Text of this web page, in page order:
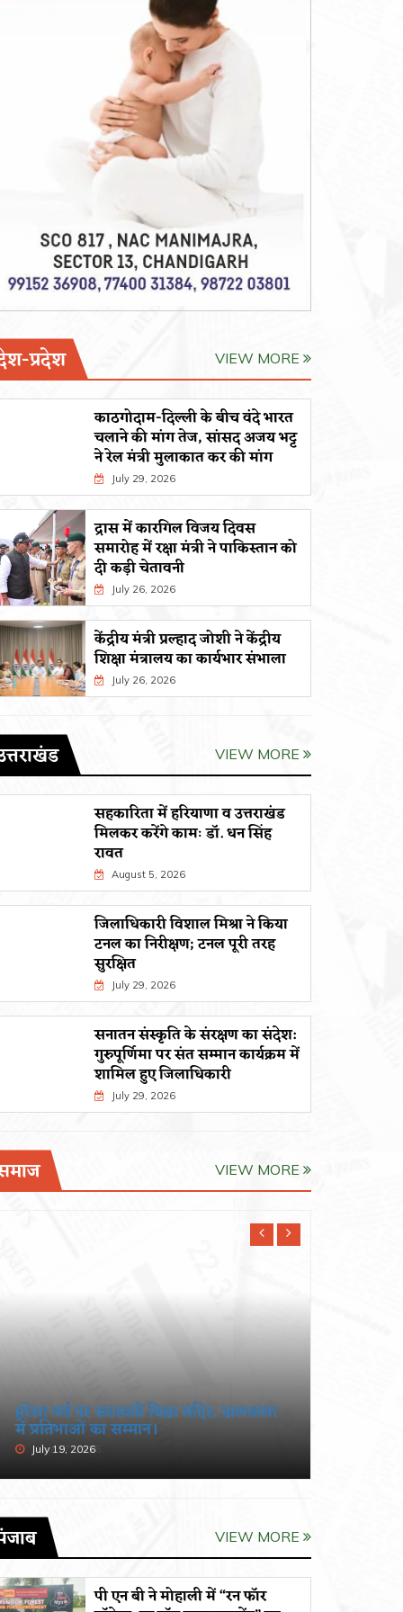
प्रदेश VIEW MORE
काठगोदाम-दिल्ली के बीच वंदे भारत
चलाने की मांग तेज, सांसद अजय भट्ट
ने रेल मंत्री मुलाकात कर की मांग
July 29, 2026
द्रास में कारगिल विजय दिवस
समारोह में रक्षा मंत्री ने पाकिस्तान को
दी कड़ी चेतावनी
July 26, 2026
केंद्रीय मंत्री प्रल्हाद जोशी ने केंद्रीय
शिक्षा मंत्रालय का कार्यभार संभाला
July 26, 2026
VIEW MORE
सहकारिता में हरियाणा व उत्तराखंड
मिलकर करेंगे कामः डाॅ. धन सिंह
रावत
August 5, 2026
जिलाधिकारी विशाल मिश्रा ने किया
टनल का निरीक्षण; टनल पूरी तरह
सुरक्षित
July 29, 2026
सनातन संस्कृति के संरक्षण का संदेश:
गुरुपूर्णिमा पर संत सम्मान कार्यक्रम में
शामिल हुए जिलाधिकारी
July 29, 2026
VIEW MORE
हरेला पर्व पर सरस्वती विद्या मंदिर, ढालवाला
में प्रतिभाओं का सम्मान।
July 19, 2026
VIEW MORE
पी एन बी ने मोहाली में “रन फॉर